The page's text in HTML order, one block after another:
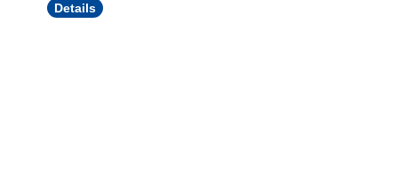
Details